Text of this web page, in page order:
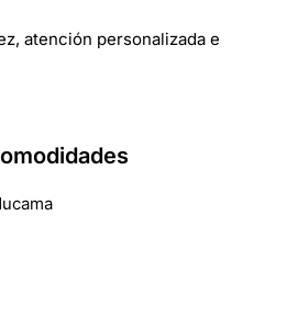
atención personalizada e